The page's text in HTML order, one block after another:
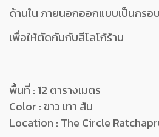
ด้านใน ภายนอกออกแบบเป็นกร
เพื่อให้ตัดกันกับสีโลโก้ร้าน
พื้นที่ : 12 ตารางเมตร
Color : ขาว เทา ส้ม
Location : The Circle